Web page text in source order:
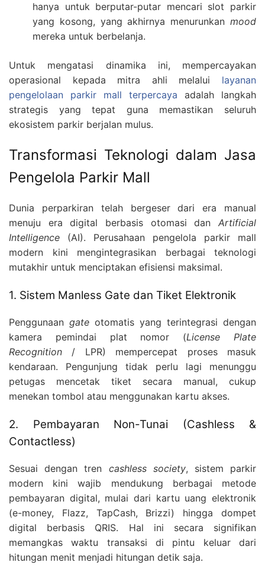
hanya untuk berputar-putar mencari slot parkir
yang kosong, yang akhirnya menurunkan mood
mereka untuk berbelanja.
Untuk mengatasi dinamika ini, mempercayakan
operasional kepada mitra ahli melalui layanan
pengelolaan parkir mall terpercaya adalah langkah
strategis yang tepat guna memastikan seluruh
ekosistem parkir berjalan mulus.
Transformasi Teknologi dalam Jasa
Pengelola Parkir Mall
Dunia perparkiran telah bergeser dari era manual
menuju era digital berbasis otomasi dan Artificial
Intelligence (AI). Perusahaan pengelola parkir mall
modern kini mengintegrasikan berbagai teknologi
mutakhir untuk menciptakan efisiensi maksimal.
1. Sistem Manless Gate dan Tiket Elektronik
Penggunaan gate otomatis yang terintegrasi dengan
kamera pemindai plat nomor (License Plate
Recognition / LPR) mempercepat proses masuk
kendaraan. Pengunjung tidak perlu lagi menunggu
petugas mencetak tiket secara manual, cukup
menekan tombol atau menggunakan kartu akses.
2. Pembayaran Non-Tunai (Cashless &
Contactless)
Sesuai dengan tren cashless society, sistem parkir
modern kini wajib mendukung berbagai metode
pembayaran digital, mulai dari kartu uang elektronik
(e-money, Flazz, TapCash, Brizzi) hingga dompet
digital berbasis QRIS. Hal ini secara signifikan
memangkas waktu transaksi di pintu keluar dari
hitungan menit menjadi hitungan detik saja.